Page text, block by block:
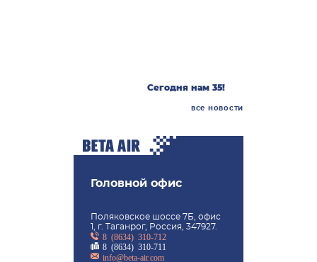
все новости
Сегодня нам 35!
Головной офис
Поляковское шоссе 7Б, офис
1, г. Таганрог, Россия, 347927.
8 (8634) 310-712
8 (8634) 310-711
info@beta-air.com